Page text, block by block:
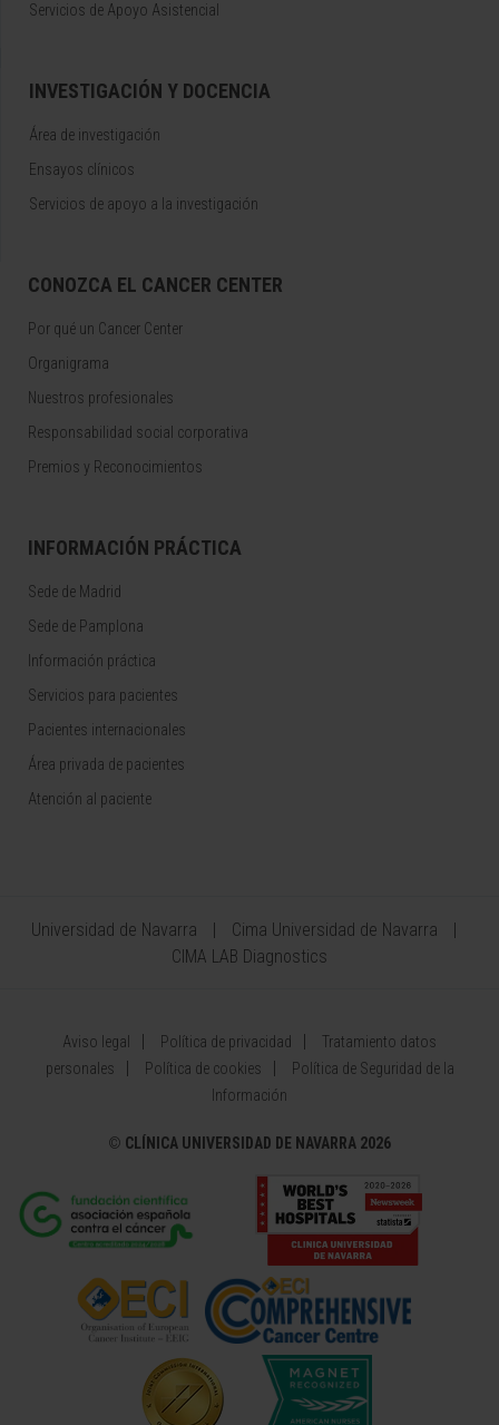
Servicios de Apoyo Asistencial
INVESTIGACIÓN Y DOCENCIA
Área de investigación
Ensayos clínicos
Servicios de apoyo a la investigación
CONOZCA EL CANCER CENTER
Por qué un Cancer Center
Organigrama
Nuestros profesionales
Responsabilidad social corporativa
Premios y Reconocimientos
INFORMACIÓN PRÁCTICA
Sede de Madrid
Sede de Pamplona
Información práctica
Servicios para pacientes
Pacientes internacionales
Área privada de pacientes
Atención al paciente
Universidad de Navarra
Cima Universidad de Navarra
CIMA LAB Diagnostics
Aviso legal Política de privacidad
Tratamiento datos
personales
Política de cookies
Política de Seguridad de la
Información
© CLÍNICA UNIVERSIDAD DE NAVARRA 2026